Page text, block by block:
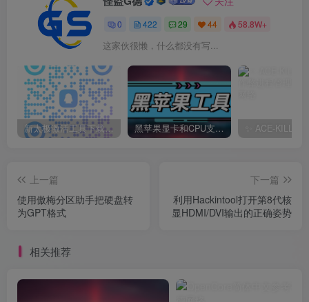
0 422 29 44 58.8W+
这家伙很懒，什么都没有写...
新太极激活工具下载/教程/充值/开户(QQ交流群号749113977) 黑苹果显卡和CPU支持情况以及购买硬件防踩坑指南
上一篇
使用傲梅分区助手把硬盘转
为GPT格式
下一篇
利用Hackintool打开第8代核
显HDMI/DVI输出的正确姿势
相关推荐